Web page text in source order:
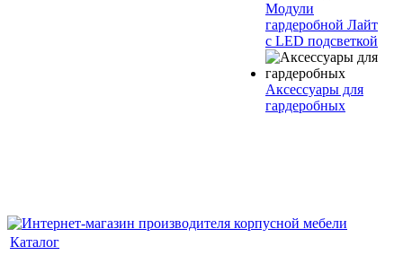
Модули
гардеробной Лайт
с LED подсветкой
Аксессуары для
гардеробных
Каталог